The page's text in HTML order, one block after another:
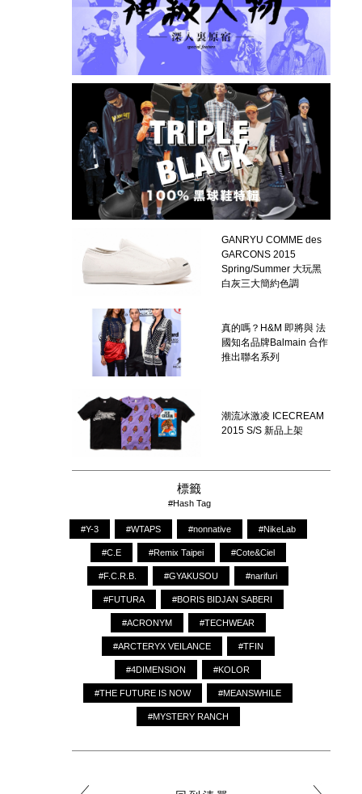
GANRYU COMME des
GARCONS 2015
Spring/Summer 大玩黑
白灰三大簡約色調
真的嗎？H&M 即將與 法
國知名品牌Balmain 合作
推出聯名系列
潮流冰激凌 ICECREAM
2015 S/S 新品上架
標籤
#Hash Tag
#Y-3 #WTAPS #nonnative #NikeLab
#C.E #Remix Taipei #Cote&Ciel
#F.C.R.B. #GYAKUSOU #narifuri
#FUTURA #BORIS BIDJAN SABERI
#ACRONYM #TECHWEAR
#ARCTERYX VEILANCE #TFIN
#4DIMENSION #KOLOR
#THE FUTURE IS NOW #MEANSWHILE
#MYSTERY RANCH